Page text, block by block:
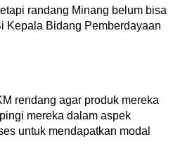
randang Minang belum bisa
Kepala Bidang Pemberdayaan
rendang agar produk mereka
mereka dalam aspek
untuk mendapatkan modal